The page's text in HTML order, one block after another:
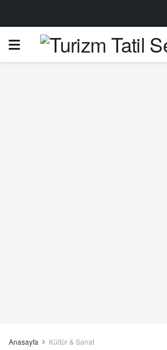
Anasayfa Kültür & Sanat